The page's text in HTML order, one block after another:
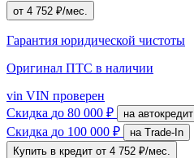
от 4 752 ₽/мес.
Гарантия юридической чистоты
Оригинал ПТС в наличии
vin VIN проверен
Скидка до 80 000 ₽ на автокредит
Скидка до 100 000 ₽
на Trade-In
Купить в кредит от 4 752 ₽/мес.